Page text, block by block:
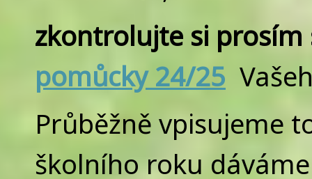
zkontrolujte si prosím
pomůcky 24/25
Průběžně vpisujeme
školního roku